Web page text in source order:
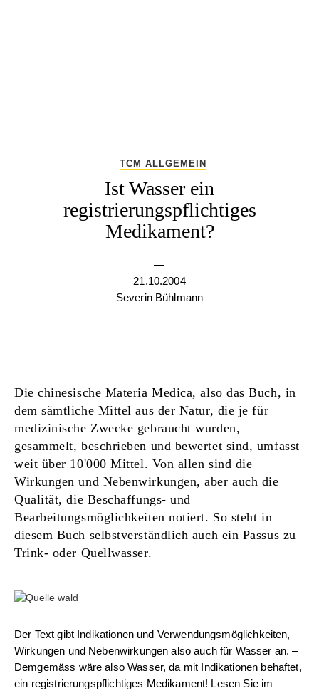
TCM ALLGEMEIN
Ist Wasser ein
registrierungspflichtiges
Medikament?
—
21.10.2004
Severin Bühlmann
Die chinesische Materia Medica, also das Buch, in
dem sämtliche Mittel aus der Natur, die je für
medizinische Zwecke gebraucht wurden,
gesammelt, beschrieben und bewertet sind, umfasst
weit über 10'000 Mittel. Von allen sind die
Wirkungen und Nebenwirkungen, aber auch die
Qualität, die Beschaffungs- und
Bearbeitungsmöglichkeiten notiert. So steht in
diesem Buch selbstverständlich auch ein Passus zu
Trink- oder Quellwasser.
Der Text gibt Indikationen und Verwendungsmöglichkeiten,
Wirkungen und Nebenwirkungen also auch für Wasser an. –
Demgemäss wäre also Wasser, da mit Indikationen behaftet,
ein registrierungspflichtiges Medikament! Lesen Sie im